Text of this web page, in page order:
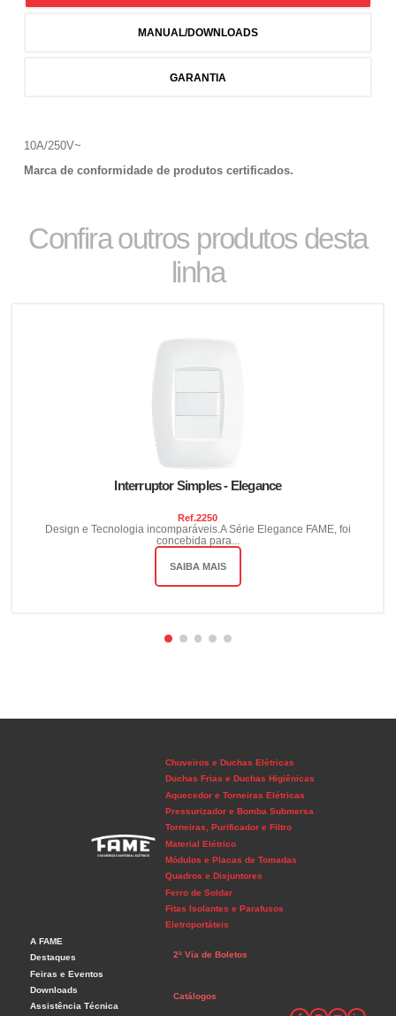
MANUAL/DOWNLOADS
GARANTIA
10A/250V~
Marca de conformidade de produtos certificados.
Confira outros produtos desta
linha
Interruptor Simples - Elegance
Ref.2250
Design e Tecnologia incomparáveis.A Série Elegance FAME, foi
concebida para...
SAIBA MAIS
Chuveiros e Duchas Elétricas
Duchas Frias e Duchas Higiênicas
Aquecedor e Torneiras Elétricas
Pressurizador e Bomba Submersa
Torneiras, Purificador e Filtro
Material Elétrico
Módulos e Placas de Tomadas
Quadros e Disjuntores
Ferro de Soldar
Fitas Isolantes e Parafusos
Eletroportáteis
A FAME
Destaques
Feiras e Eventos
Downloads
Assistência Técnica
2ª Via de Boletos
Catálogos